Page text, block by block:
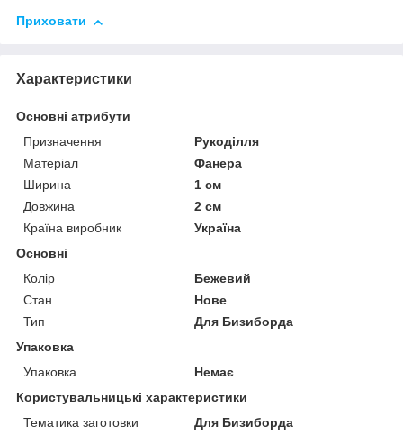
Приховати
Характеристики
Основні атрибути
Призначення
Рукоділля
Матеріал
Фанера
Ширина
1 см
Довжина
2 см
Країна виробник
Україна
Основні
Колір
Бежевий
Стан
Нове
Тип
Для Бизиборда
Упаковка
Упаковка
Немає
Користувальницькі характеристики
Тематика заготовки
Для Бизиборда